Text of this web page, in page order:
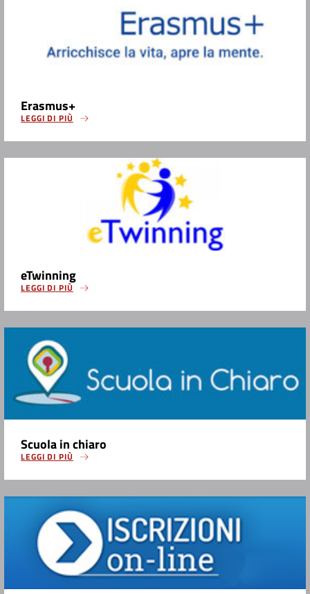
Erasmus+
LEGGI DI PIÙ
eTwinning
LEGGI DI PIÙ
Scuola in chiaro
LEGGI DI PIÙ